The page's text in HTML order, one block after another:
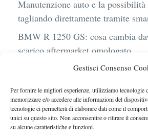
Gestisci Consenso
Per fornire le migliori esperienze, utilizziamo tecnologie
memorizzare e/o accedere alle informazioni del
tecnologie ci permetterà di elaborare dati come il
unici su questo sito. Non acconsentire o ritirare il
su alcune caratteristiche e funzioni.
Manutenzione auto e la
tagliando direttamente tramite
BMW R 1250 GS: cosa cambia
scarico aftermarket omologato
Audi Q4 e-Tron 40 Business
termine
Ufficiale l’arrivo degli stop
obbligatori in Italia